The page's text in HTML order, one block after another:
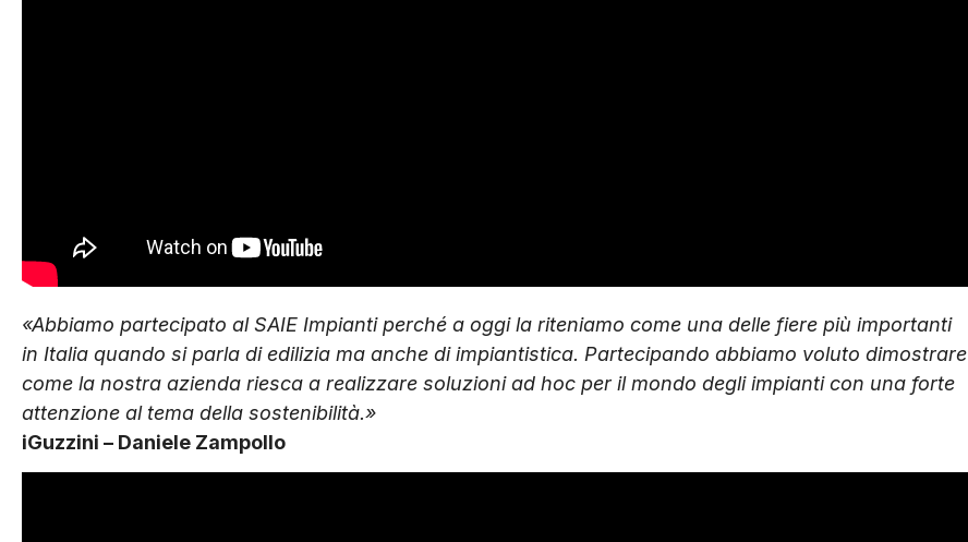
«Abbiamo partecipato al SAIE Impianti perché a oggi la riteniamo come una delle fiere più importanti
in Italia quando si parla di edilizia ma anche di impiantistica. Partecipando abbiamo voluto dimostrare
come la nostra azienda riesca a realizzare soluzioni ad hoc per il mondo degli impianti con una forte
attenzione al tema della sostenibilità.»
iGuzzini – Daniele Zampollo